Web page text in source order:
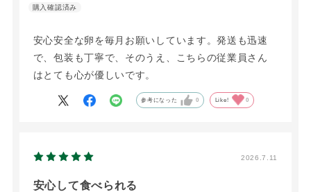
安心安全な卵を毎月お願いしています。発送も迅速
で、包装も丁寧で、そのうえ、こちらの従業員さん
はとても心が優しいです。
参考になった 0 Like! 0
2026.7.11
安心して食べられる